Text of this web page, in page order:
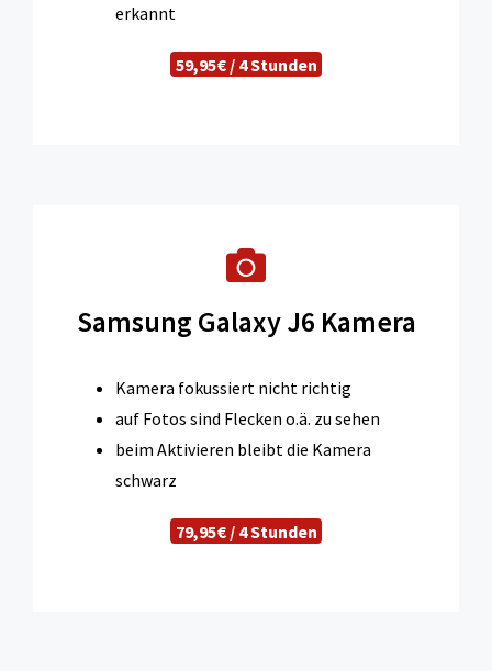
erkannt
59,95€ / 4 Stunden
Samsung Galaxy J6 Kamera
Kamera fokussiert nicht richtig
auf Fotos sind Flecken o.ä. zu sehen
beim Aktivieren bleibt die Kamera
schwarz
79,95€ / 4 Stunden